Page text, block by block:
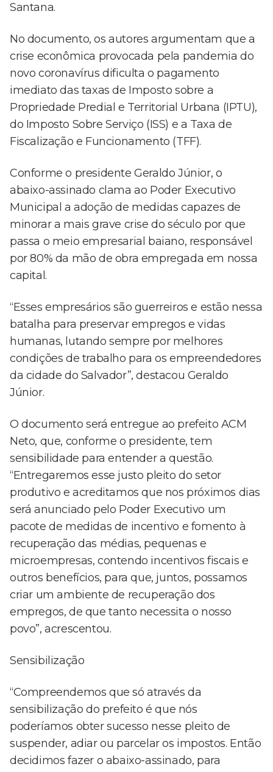
Santana.
No documento, os autores argumentam que a
crise econômica provocada pela pandemia do
novo coronavírus dificulta o pagamento
imediato das taxas de Imposto sobre a
Propriedade Predial e Territorial Urbana (IPTU),
do Imposto Sobre Serviço (ISS) e a Taxa de
Fiscalização e Funcionamento (TFF).
Conforme o presidente Geraldo Júnior, o
abaixo-assinado clama ao Poder Executivo
Municipal a adoção de medidas capazes de
minorar a mais grave crise do século por que
passa o meio empresarial baiano, responsável
por 80% da mão de obra empregada em nossa
capital.
“Esses empresários são guerreiros e estão nessa
batalha para preservar empregos e vidas
humanas, lutando sempre por melhores
condições de trabalho para os empreendedores
da cidade do Salvador”, destacou Geraldo
Júnior.
O documento será entregue ao prefeito ACM
Neto, que, conforme o presidente, tem
sensibilidade para entender a questão.
“Entregaremos esse justo pleito do setor
produtivo e acreditamos que nos próximos dias
será anunciado pelo Poder Executivo um
pacote de medidas de incentivo e fomento à
recuperação das médias, pequenas e
microempresas, contendo incentivos fiscais e
outros benefícios, para que, juntos, possamos
criar um ambiente de recuperação dos
empregos, de que tanto necessita o nosso
povo”, acrescentou.
Sensibilização
“Compreendemos que só através da
sensibilização do prefeito é que nós
poderíamos obter sucesso nesse pleito de
suspender, adiar ou parcelar os impostos. Então
decidimos fazer o abaixo-assinado, para